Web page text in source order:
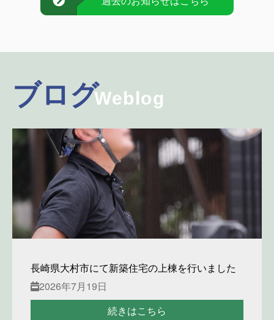
Weblog
ブログ
長崎県大村市にて新築住宅の上棟を行いました
2026年7月19日
続きはこちら